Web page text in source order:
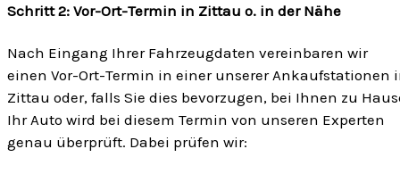
Schritt 2: Vor-Ort-Termin in Zittau o. in der Nähe
Nach Eingang Ihrer Fahrzeugdaten vereinbaren wir
einen Vor-Ort-Termin in einer unserer Ankaufstationen
Zittau oder, falls Sie dies bevorzugen, bei Ihnen zu
Ihr Auto wird bei diesem Termin von unseren Experten
genau überprüft. Dabei prüfen wir: